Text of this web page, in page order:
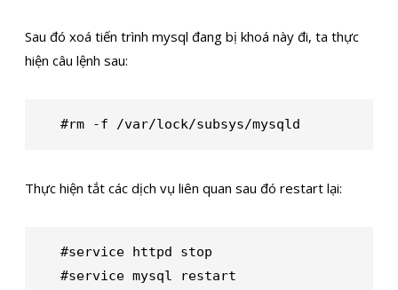
Sau đó xoá tiến trình mysql đang bị khoá này đi, ta thực
hiện câu lệnh sau:
#rm -f /var/lock/subsys/mysqld
Thực hiện tắt các dịch vụ liên quan sau đó restart lại:
#service httpd stop
#service mysql restart